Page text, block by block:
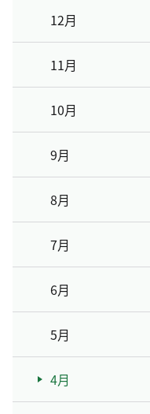
12月
11月
10月
9月
8月
7月
6月
5月
4月